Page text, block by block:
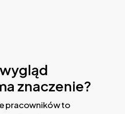
znaczenie?
pracowników to